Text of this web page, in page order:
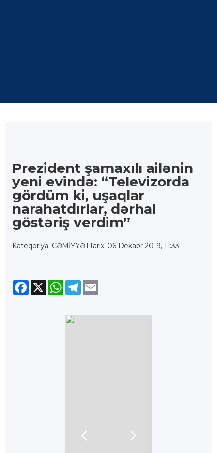
Prezident şamaxılı ailənin
yeni evində: “Televizorda
gördüm ki, uşaqlar
narahatdırlar, dərhal
göstəriş verdim”
Kateqoriya: CƏMİYYƏTTarix: 06 Dekabr 2019, 11:33
Facebook
X WhatsApp
Telegram